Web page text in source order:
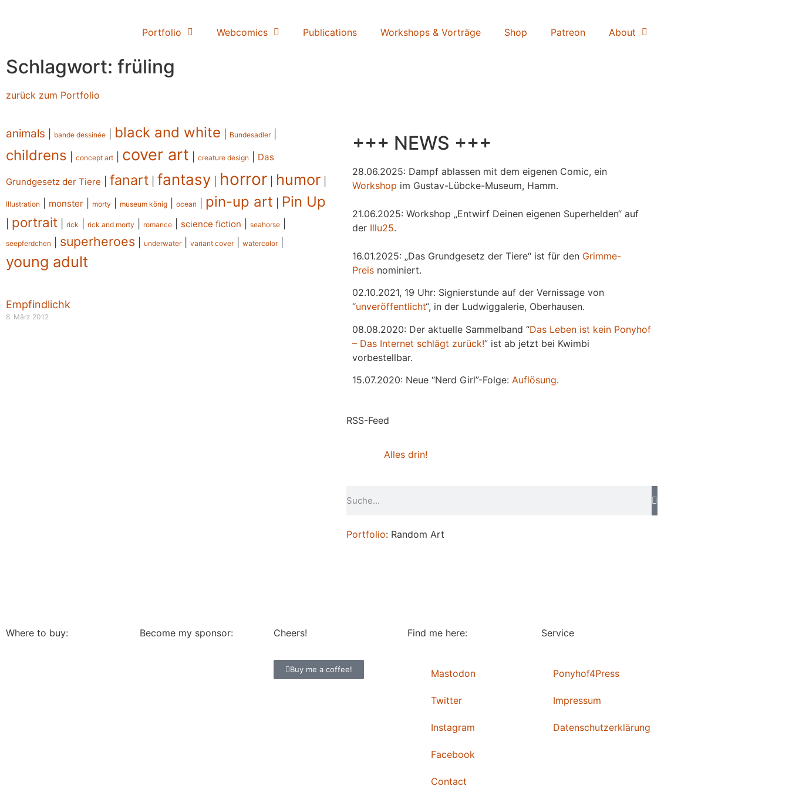
Portfolio Webcomics Publications Workshops & Vorträge Shop Patreon About
Schlagwort: früling
zurück zum Portfolio
animals bande dessinée black and white Bundesadler|
childrens concept art cover art creature design Das
Grundgesetz der Tiere fanart fantasy horror humor
Illustration monster morty museum könig ocean pin-up art Pin Up
portrait rick rick and morty romance science fiction seahorse
seepferdchen superheroes underwater| variant cover| watercolor|
young adult
Empfindlichkeiten
8. März 2012
+++ NEWS +++
28.06.2025: Dampf ablassen mit dem eigenen Comic, ein
Workshop im Gustav-Lübcke-Museum, Hamm.
21.06.2025: Workshop „Entwirf Deinen eigenen Superhelden“ auf
der Illu25.
16.01.2025: „Das Grundgesetz der Tiere“ ist für den Grimme-
Preis nominiert.
02.10.2021, 19 Uhr: Signierstunde auf der Vernissage von
“unveröffentlicht“, in der Ludwiggalerie, Oberhausen.
08.08.2020: Der aktuelle Sammelband “Das Leben ist kein Ponyhof
– Das Internet schlägt zurück!” ist ab jetzt bei Kwimbi
vorbestellbar.
15.07.2020: Neue “Nerd Girl”-Folge: Auflösung.
RSS-Feed
Alles drin!
Portfolio: Random Art
Where to buy: Become my sponsor: Cheers!
Buy me a coffee!
Find me here:
Mastodon
Twitter
Instagram
Facebook
Contact
Service
Ponyhof4Press
Impressum
Datenschutzerklärung